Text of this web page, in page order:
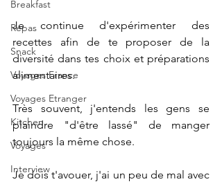
Breakfast
Repas
Snack
Voyages France
Voyages Etranger
Kitchen
Voyages
Interview
Je continue d'expérimenter des
recettes afin de te proposer de la
diversité dans tes choix et préparations
alimentaires.
Très souvent, j'entends les gens se
plaindre "d'être lassé" de manger
toujours la même chose.
Je dois t'avouer, j'ai un peu de mal avec